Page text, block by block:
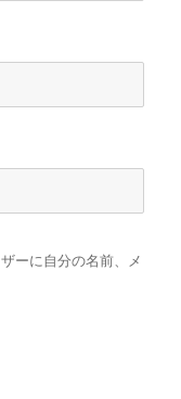
ーに自分の名前、メ